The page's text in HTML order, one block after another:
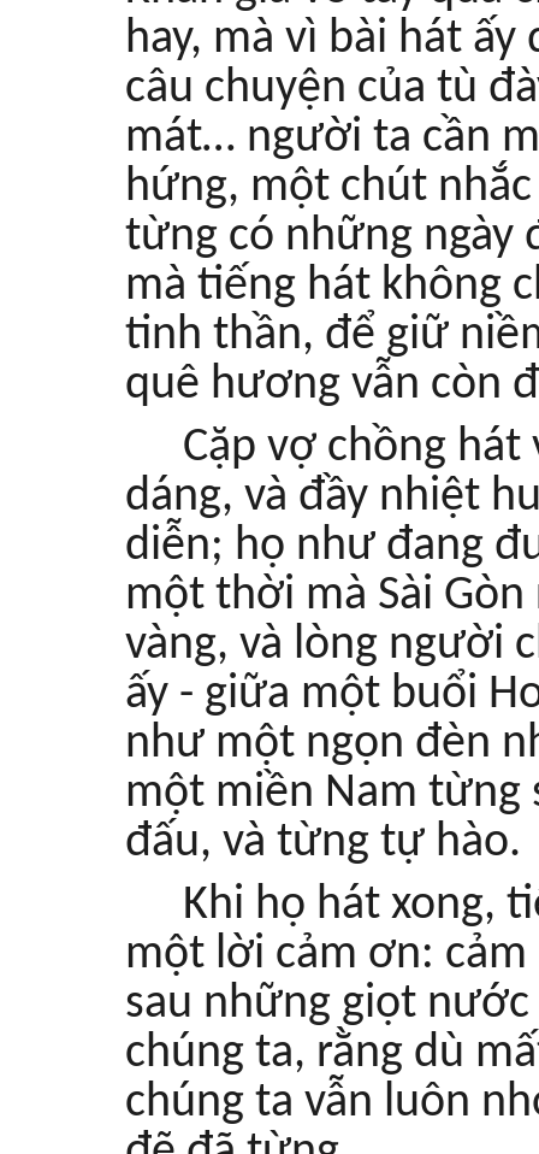
hay, mà vì bài hát
câu chuyện của tù
mát… người ta cần
hứng, một chút
từng có những ngày
mà tiếng hát không
tinh thần, để giữ
quê hương vẫn còn
Cặp vợ chồng
dáng, và đầy nhiệt
diễn; họ như đang
một thời mà Sài
vàng, và lòng người
ấy - giữa một buổi
như một ngọn đèn
một miền Nam từng
đấu, và từng tự hào.
Khi họ hát xong,
một lời cảm ơn:
sau những giọt
chúng ta, rằng dù
chúng ta vẫn luôn